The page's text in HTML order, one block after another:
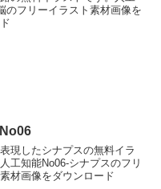
のフリーイラスト素材画像を
現したシナプスの無料イラ
工知能No06-シナプスのフリ
材画像をダウンロード